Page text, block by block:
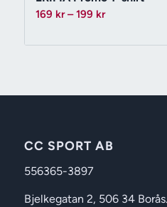
169 kr – 199 krPrisintervall:
till
CC SPORT AB
556365-3897
Bjelkegatan 2, 506 34